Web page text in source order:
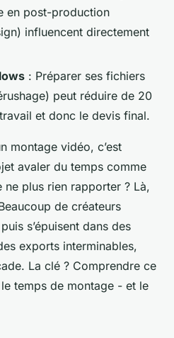
en post-production
influencent directement
: Préparer ses fichiers
peut réduire de 20
et donc le devis final.
montage vidéo, c’est
avaler du temps comme
plus rien rapporter ? Là,
de créateurs
s’épuisent dans des
exports interminables,
La clé ? Comprendre ce
temps de montage - et le